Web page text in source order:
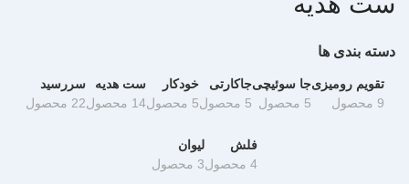
دسته بندی ها
تقویم رومیزی
9 محصول
جا سوئیچی
5 محصول
جاکارتی
5 محصول
خودکار
5 محصول
ست هدیه
14 محصول
سررسید
22 محصول
فلش
4 محصول
لیوان
3 محصول